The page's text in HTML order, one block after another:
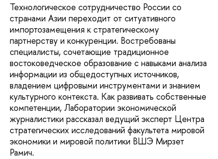
Технологическое сотрудничество России со
странами Азии переходит от ситуативного
импортозамещения к стратегическому
партнерству и конкуренции. Востребованы
специалисты, сочетающие традиционное
востоковедческое образование с навыками анализа
информации из общедоступных источников,
владением цифровыми инструментами и знанием
культурного контекста. Как развивать собственные
компетенции, Лаборатории экономической
журналистики рассказал ведущий эксперт Центра
стратегических исследований факультета мировой
экономики и мировой политики ВШЭ Мирзет
Рамич.